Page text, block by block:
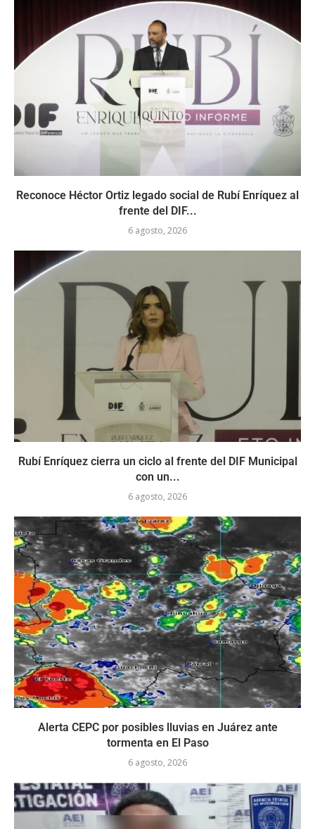
Reconoce Héctor Ortiz legado social de Rubí Enríquez al
frente del DIF...
6 agosto, 2026
Rubí Enríquez cierra un ciclo al frente del DIF Municipal
con un...
6 agosto, 2026
Alerta CEPC por posibles lluvias en Juárez ante
tormenta en El Paso
6 agosto, 2026